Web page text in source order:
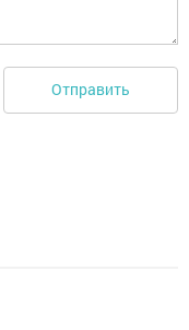
Отправить